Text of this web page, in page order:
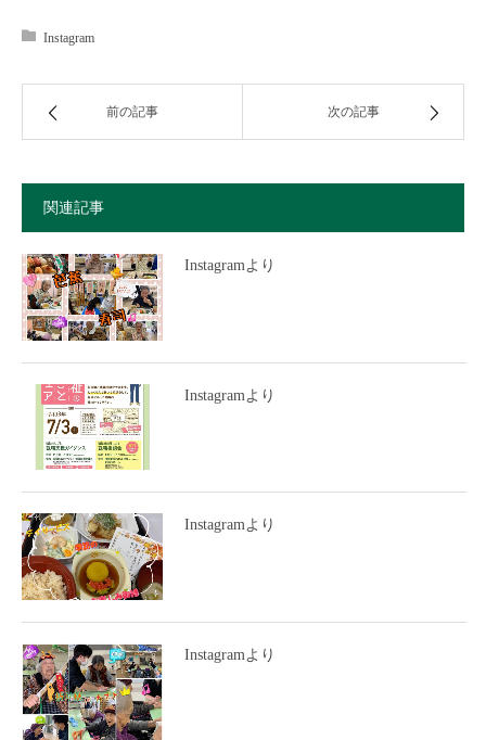
Instagram
前の記事 次の記事
関連記事
Instagramより
Instagramより
Instagramより
Instagramより